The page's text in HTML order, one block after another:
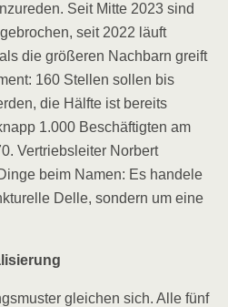
Seit Mitte 2023 sind
seit 2022 läuft
die größeren Nachbarn greift
160 Stellen sollen bis
die Hälfte ist bereits
1.000 Beschäftigten am
Vertriebsleiter Norbert
beim Namen: Es handele
Delle, sondern um eine
gleichen sich. Alle fünf